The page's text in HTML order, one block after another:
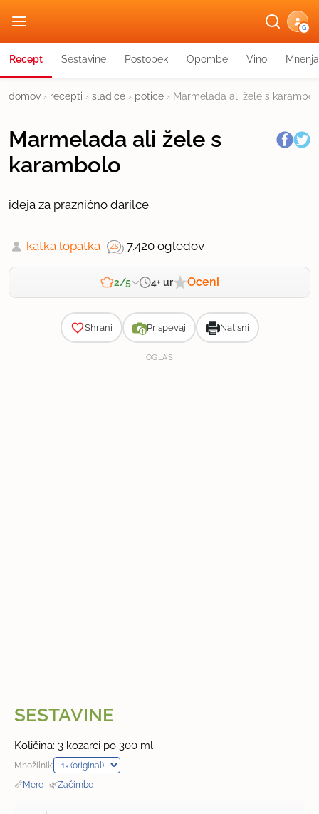
G
Recept Sestavine Postopek Opombe Vino Mnenja
domov › recepti › sladice › potice › Marmelada ali žele s
Marmelada ali žele s
karambolo
ideja za praznično darilce
katka lopatka 7.420 ogledov
2/5 4+ ur Oceni
Shrani Prispevaj Natisni
OGLAS
SESTAVINE
Količina: 3 kozarci po 300 ml
Množilnik:
📏Mere · 🌿Začimbe